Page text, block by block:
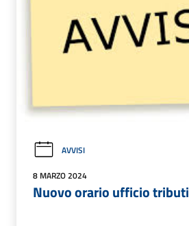
AVVISI
8 MARZO 2024
Nuovo orario ufficio tributi